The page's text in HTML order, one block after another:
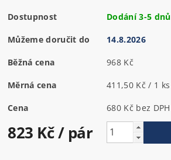
Dostupnost Dodání 3-5 dnů
Můžeme doručit do 14.8.2026
Běžná cena 968 Kč
Měrná cena 411,50 Kč / 1 ks
Cena 680 Kč bez DPH
823 Kč/ pár